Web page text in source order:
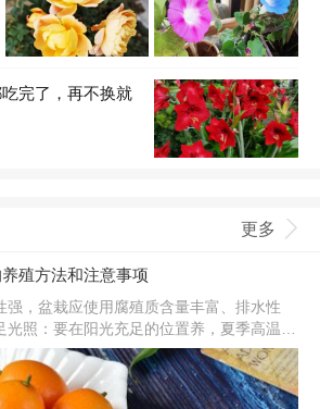
完了，再不换就
更多
殖方法和注意事项
强，盆栽应使用腐殖质含量丰富、排水性
光照：要在阳光充足的位置养，夏季高温天
水分：保持盆土处于微微湿润状，忌积水产
注意事项：换盆的话可在春季进行，并在换
系。